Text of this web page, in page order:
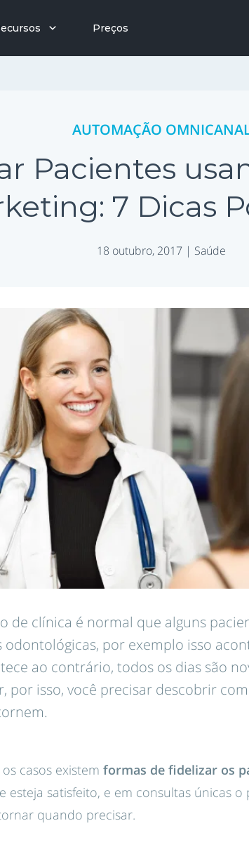
Preços
AUTOMAÇÃO
Pacientes
7 Dicas
18 outubro, 2017 | Saúde
de clínica é normal que alguns
odontológicas, por exemplo isso
ao contrário, todos os dias são
por isso, você precisar descobrir
casos existem formas de fidelizar os
esteja satisfeito, e em consultas únicas
quando precisar.